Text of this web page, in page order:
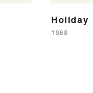
Holiday
1968